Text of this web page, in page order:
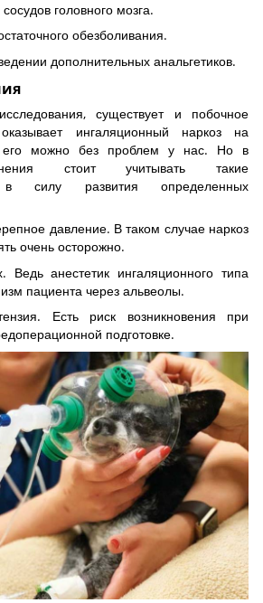
головного мозга.
обезболивания.
дополнительных анальгетиков.
существует и побочное
ингаляционный наркоз на
его можно без проблем у нас. Но в
стоит учитывать такие
в силу развития определенных
давление. В таком случае наркоз
очень осторожно.
Ведь анестетик ингаляционного типа
пациента через альвеолы.
Есть риск возникновения при
подготовке.